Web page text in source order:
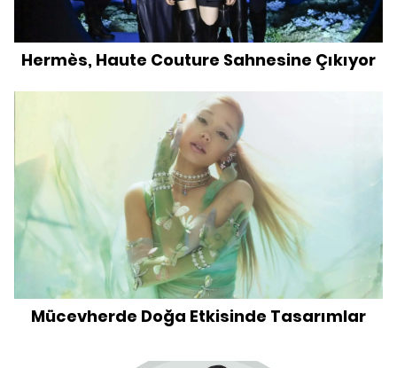
Hermès, Haute Couture Sahnesine Çıkıyor
Mücevherde Doğa Etkisinde Tasarımlar